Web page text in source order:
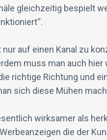
gleichzeitig bespielt
auf einen Kanal zu
muss man auch
richtige Richtung und
sich diese Mühen
wirksamer als
die der